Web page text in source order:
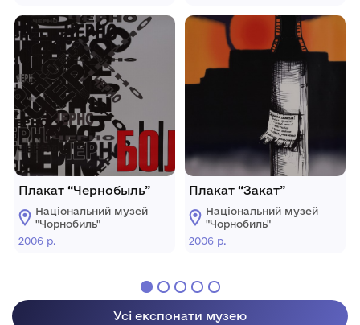
Плакат “Чернобыль”
Національний музей
"Чорнобиль"
2006 р.
Чорнобильської
атомної електростанції,
який загинув під час
аварії на ЧАЕС.
Плакат “Закат”
Національний музей
"Чорнобиль"
2006 р.
Усі експонати музею